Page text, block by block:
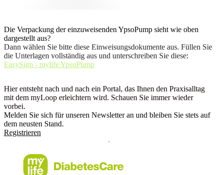
Die Verpackung der einzuweisenden YpsoPump sieht wie oben
dargestellt aus?
Dann wählen Sie bitte diese Einweisungsdokumente aus. Füllen Sie
die Unterlagen vollständig aus und unterschreiben Sie diese:
EasySign - mylife YpsoPump
Hier entsteht nach und nach ein Portal, das Ihnen den Praxisalltag
mit dem myLoop erleichtern wird. Schauen Sie immer wieder
vorbei.
Melden Sie sich für unseren Newsletter an und bleiben Sie stets auf
dem neusten Stand.
Registrieren